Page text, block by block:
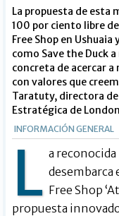
La propuesta de esta
100 por ciento libre
Free Shop en
como Save the Duck
concreta de acercar
con valores que
Taratuty, directora
Estratégica de
INFORMACIÓN GENERAL
L a
desembarca
Free Shop
propuesta